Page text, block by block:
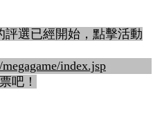
評選已經開始，點擊活動
index.jsp
吧！